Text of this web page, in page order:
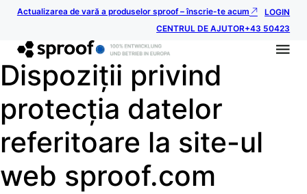
Actualizarea de vară a produselor sproof – înscrie-te acum
LOGIN
CENTRUL DE AJUTOR+43 50423
Dispoziții privind
protecția datelor
referitoare la site-ul
web sproof.com